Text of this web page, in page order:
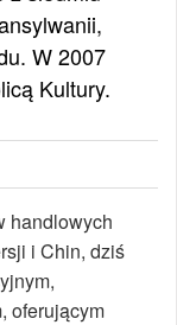
W 2007
Kultury.
handlowych
i Chin, dziś
oferującym